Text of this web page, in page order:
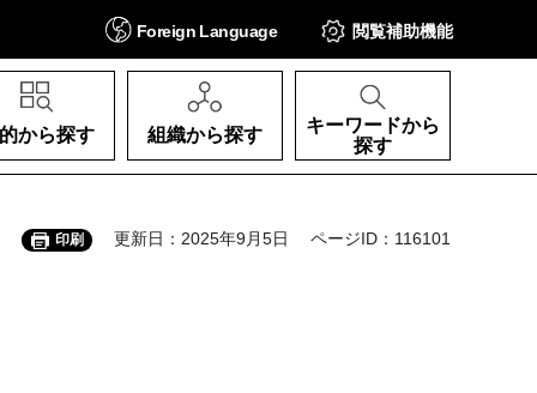
Foreign Language 閲覧補助機能
から探す 組織から探す
キーワードから
探す
印刷 更新日：2025年9月5日 ページID：116101